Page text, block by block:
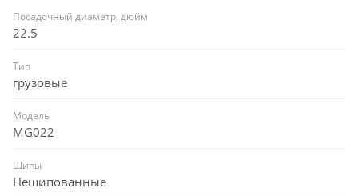
Посадочный диаметр, дюйм
22.5
Тип
грузовые
Модель
MG022
Шипы
Нешипованные